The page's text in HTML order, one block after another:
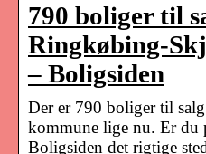
790 boliger til
Ringkøbing-
– Boligsiden
Der er 790 boliger til
kommune lige nu. Er du
Boligsiden det rigtige